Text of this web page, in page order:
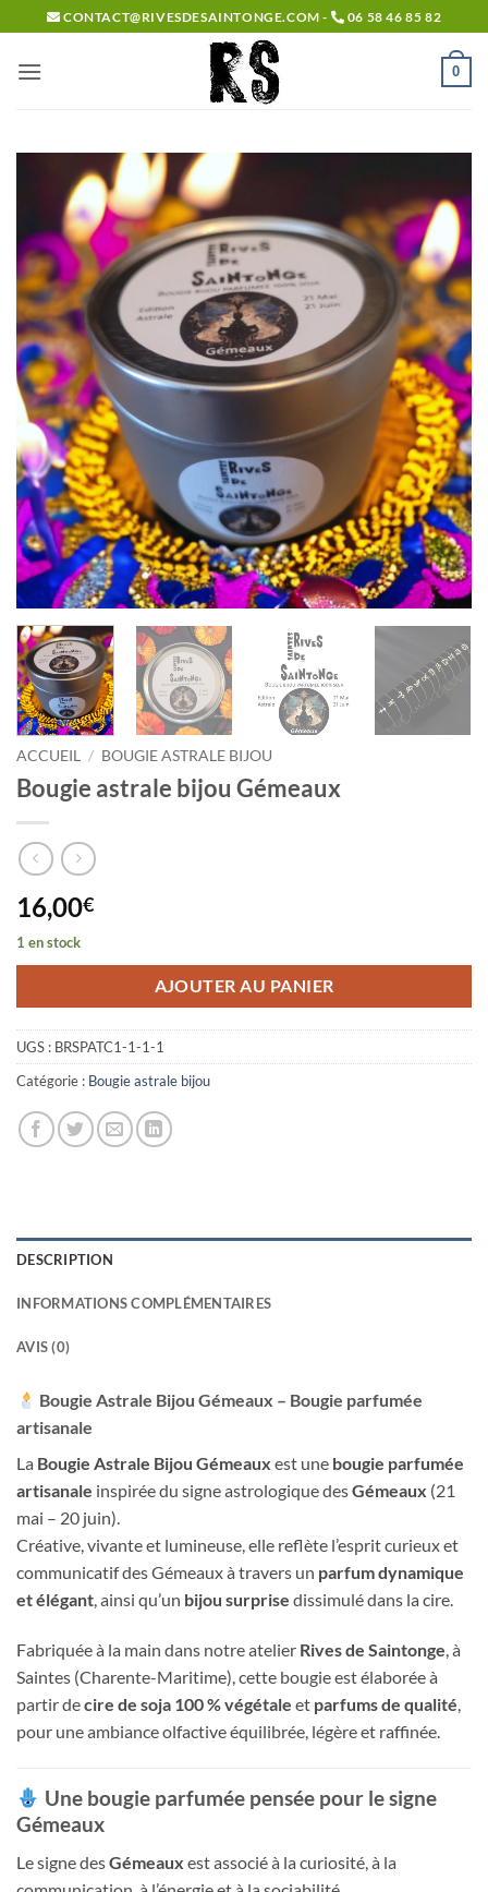
Passer
au
contenu
CONTACT@RIVESDESAINTONGE.COM - 06 58 46 85 82
0
ACCUEIL / BOUGIE ASTRALE BIJOU
Bougie astrale bijou Gémeaux
16,00€
1 en stock
AJOUTER AU PANIER
UGS : BRSPATC1-1-1-1
Catégorie : Bougie astrale bijou
DESCRIPTION
INFORMATIONS COMPLÉMENTAIRES
AVIS (0)
Bougie Astrale Bijou Gémeaux – Bougie parfumée
artisanale
La Bougie Astrale Bijou Gémeaux est une bougie parfumée
artisanale inspirée du signe astrologique desGémeaux (21
mai – 20 juin).
Créative, vivante et lumineuse, elle reflète l’esprit curieux et
communicatif des Gémeaux à travers un parfum dynamique
et élégant, ainsi qu’un bijou surprise dissimulé dans la cire.
Fabriquée à la main dans notre atelier Rives de Saintonge, à
Saintes (Charente-Maritime), cette bougie est élaborée à
partir decire de soja 100 % végétale et parfums de qualité,
pour une ambiance olfactive équilibrée, légère et raffinée.
Une bougie parfumée pensée pour le signe
Gémeaux
Le signe desGémeaux est associé à la curiosité, à la